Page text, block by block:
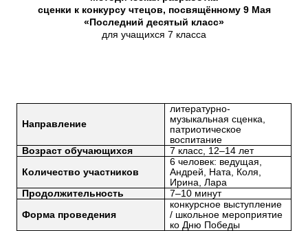
сценки к конкурсу чтецов, посвящённому 9 Мая
«Последний десятый класс»
для учащихся 7 класса
Направление
литературно-
музыкальная сценка,
патриотическое
воспитание
Возраст обучающихся
7 класс, 12–14 лет
Количество участников
6 человек: ведущая,
Андрей, Ната, Коля,
Ирина, Лара
Продолжительность
7–10 минут
Форма проведения
конкурсное выступление
/ школьное мероприятие
ко Дню Победы